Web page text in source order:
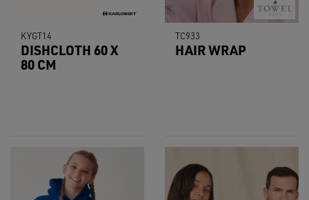
KYGT14
DISHCLOTH 60 X
80 CM
TC933
HAIR WRAP